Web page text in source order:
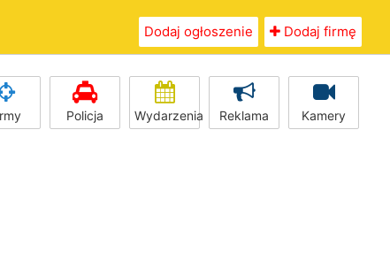
Dodaj ogłoszenie Dodaj firmę
Policja Wydarzenia Reklama Kamery